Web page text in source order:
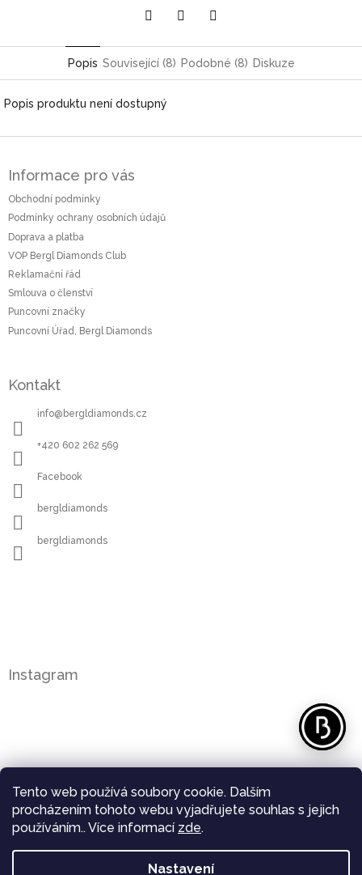
Tento web používá soubory cookie. Dalším
procházením tohoto webu vyjadřujete souhlas s jejich
používáním.. Více informací zde.
Nastavení
Popis Související (8) Podobné (8) Diskuze
Popis produktu není dostupný
Informace pro vás
Obchodní podmínky
Podmínky ochrany osobních údajů
Doprava a platba
VOP Bergl Diamonds Club
Reklamační řád
Smlouva o členství
Puncovní značky
Puncovní Úřad, Bergl Diamonds
Kontakt
info@ bergldiamonds.cz
+420 602 262 569
Facebook
bergldiamonds
bergldiamonds
Instagram